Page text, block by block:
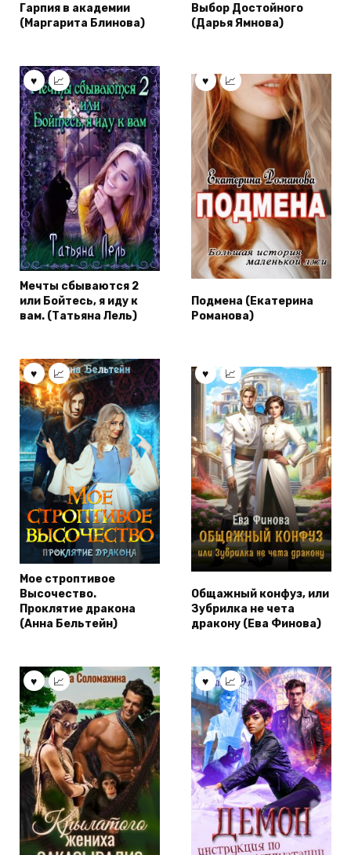
Гарпия в академии
(Маргарита Блинова)
Выбор Достойного
(Дарья Ямнова)
Мечты сбываются 2
или Бойтесь, я иду к
вам. (Татьяна Лель)
Подмена (Екатерина
Романова)
Мое строптивое
Высочество.
Проклятие дракона
(Анна Бельтейн)
Общажный конфуз, или
Зубрилка не чета
дракону (Ева Финова)